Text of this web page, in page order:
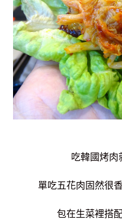
吃韓國烤肉
單吃五花肉固然很
包在生菜裡搭